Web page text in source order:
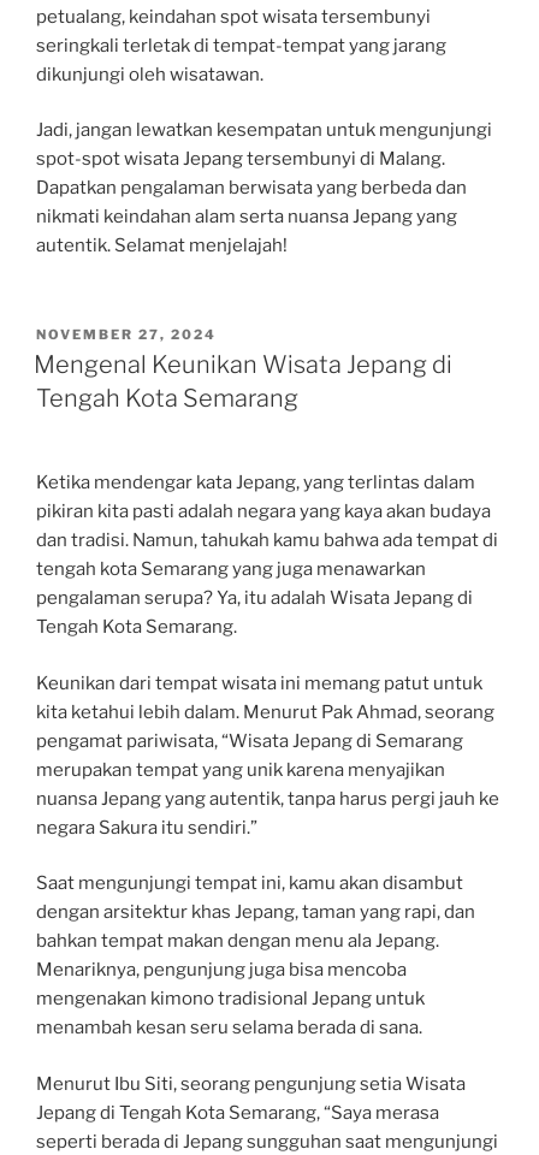
petualang, keindahan spot wisata tersembunyi
seringkali terletak di tempat-tempat yang jarang
dikunjungi oleh wisatawan.
Jadi, jangan lewatkan kesempatan untuk mengunjungi
spot-spot wisata Jepang tersembunyi di Malang.
Dapatkan pengalaman berwisata yang berbeda dan
nikmati keindahan alam serta nuansa Jepang yang
autentik. Selamat menjelajah!
POSTED
ON
NOVEMBER 27, 2024
Mengenal Keunikan Wisata Jepang di
Tengah Kota Semarang
Ketika mendengar kata Jepang, yang terlintas dalam
pikiran kita pasti adalah negara yang kaya akan budaya
dan tradisi. Namun, tahukah kamu bahwa ada tempat di
tengah kota Semarang yang juga menawarkan
pengalaman serupa? Ya, itu adalah Wisata Jepang di
Tengah Kota Semarang.
Keunikan dari tempat wisata ini memang patut untuk
kita ketahui lebih dalam. Menurut Pak Ahmad, seorang
pengamat pariwisata, “Wisata Jepang di Semarang
merupakan tempat yang unik karena menyajikan
nuansa Jepang yang autentik, tanpa harus pergi jauh ke
negara Sakura itu sendiri.”
Saat mengunjungi tempat ini, kamu akan disambut
dengan arsitektur khas Jepang, taman yang rapi, dan
bahkan tempat makan dengan menu ala Jepang.
Menariknya, pengunjung juga bisa mencoba
mengenakan kimono tradisional Jepang untuk
menambah kesan seru selama berada di sana.
Menurut Ibu Siti, seorang pengunjung setia Wisata
Jepang di Tengah Kota Semarang, “Saya merasa
seperti berada di Jepang sungguhan saat mengunjungi